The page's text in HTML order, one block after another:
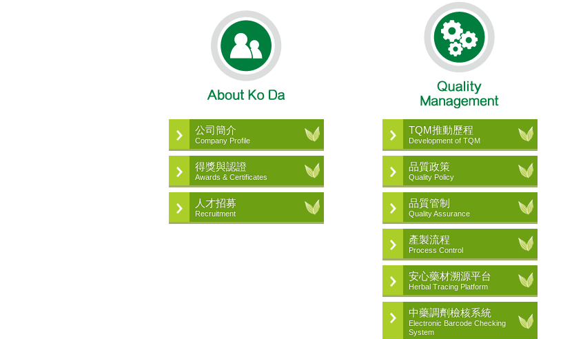
公司簡介
Company Profile
得獎與認證
Awards & Certificates
人才招募
Recruitment
TQM推動歷程
Development of TQM
品質政策
Quality Policy
品質管制
Quality Assurance
產製流程
Process Control
安心藥材溯源平台
Herbal Tracing Platform
中藥調劑檢核系統
Electronic Barcode Checking
System